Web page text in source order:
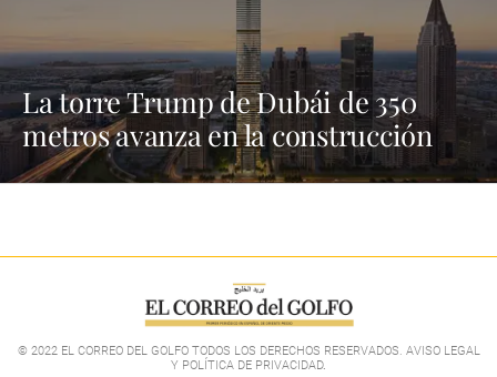
La torre Trump de Dubái de 350
metros avanza en la construcción
© 2022 EL CORREO DEL GOLFO TODOS LOS DERECHOS RESERVADOS. AVISO LEGAL
Y POLÍTICA DE PRIVACIDAD.